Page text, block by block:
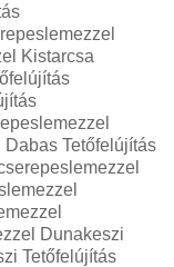
Kistarcsa
Tetőfelújítás
Dunakeszi
Tetőfelújítás